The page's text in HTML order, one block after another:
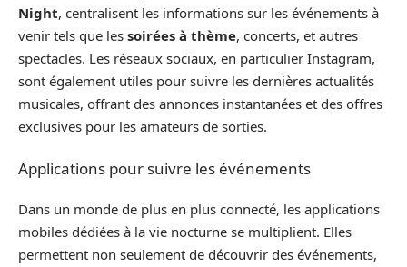
Night, centralisent les informations sur les événements à
venir tels que les soirées à thème, concerts, et autres
spectacles. Les réseaux sociaux, en particulier Instagram,
sont également utiles pour suivre les dernières actualités
musicales, offrant des annonces instantanées et des offres
exclusives pour les amateurs de sorties.
Applications pour suivre les événements
Dans un monde de plus en plus connecté, les applications
mobiles dédiées à la vie nocturne se multiplient. Elles
permettent non seulement de découvrir des événements,